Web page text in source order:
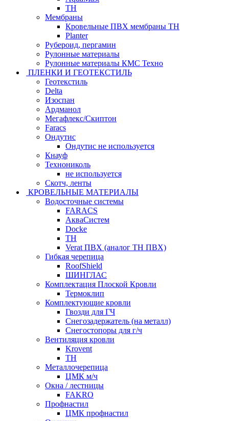
ТН
Мембраны
Кровельные ПВХ мембраны ТН
Planter
Рубероид, пергамин
Рулонные материалы
Рулонные материалы КМС Техно
ПЛЕНКИ И ГЕОТЕКСТИЛЬ
Геотекстиль
Delta
Изоспан
Ардманол
Мегафлекс/Скиптон
Faracs
Ондутис
Ондутис не используется
Кнауф
Технониколь
не используется
Скотч, ленты
КРОВЕЛЬНЫЕ МАТЕРИАЛЫ
Водосточные системы
FARACS
АкваСистем
Docke
ТН
Verat ПВХ (аналог ТН ПВХ)
Гибкая черепица
RoofShield
ШИНГЛАС
Комплектация Плоской Кровли
Термоклип
Комплектующие кровли
Гвозди для ГЧ
Снегозадержатель (на металл)
Снегостопоры для г/ч
Вентиляция кровли
Krovent
ТН
Металлочерепица
ЦМК м/ч
Окна / лестницы
FAKRO
Профнастил
ЦМК профнастил